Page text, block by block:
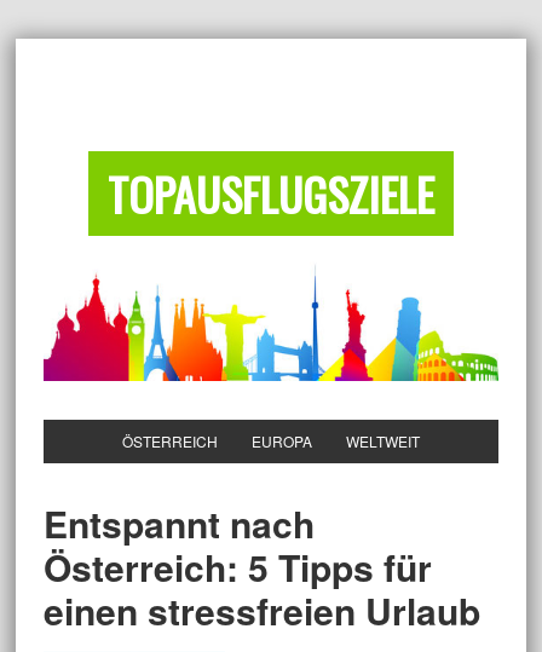
TOPAUSFLUGSZIELE
ÖSTERREICH EUROPA WELTWEIT
Entspannt nach
Österreich: 5 Tipps für
einen stressfreien Urlaub